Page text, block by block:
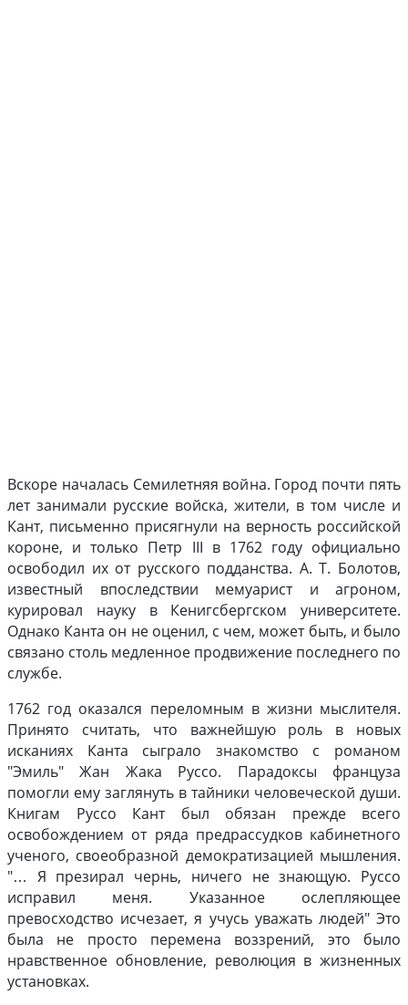
Вскоре началась Семилетняя война. Город почти пять
лет занимали русские войска, жители, в том числе и
Кант, письменно присягнули на верность российской
короне, и только Петр III в 1762 году официально
освободил их от русского подданства. А. Т. Болотов,
известный впоследствии мемуарист и агроном,
курировал науку в Кенигсбергском университете.
Однако Канта он не оценил, с чем, может быть, и было
связано столь медленное продвижение последнего по
службе.
1762 год оказался переломным в жизни мыслителя.
Принято считать, что важнейшую роль в новых
исканиях Канта сыграло знакомство с романом
"Эмиль" Жан Жака Руссо. Парадоксы француза
помогли ему заглянуть в тайники человеческой души.
Книгам Руссо Кант был обязан прежде всего
освобождением от ряда предрассудков кабинетного
ученого, своеобразной демократизацией мышления.
"… Я презирал чернь, ничего не знающую. Руссо
исправил меня. Указанное ослепляющее
превосходство исчезает, я учусь уважать людей" Это
была не просто перемена воззрений, это было
нравственное обновление, революция в жизненных
установках.